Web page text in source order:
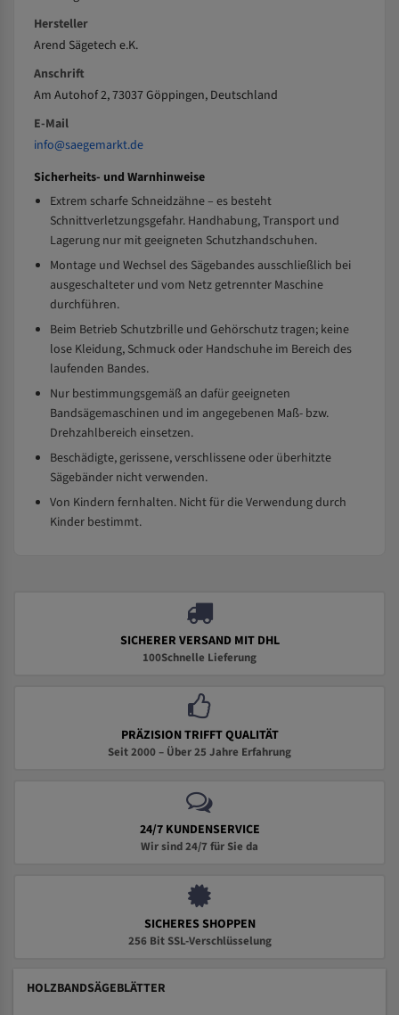
Hersteller
Arend Sägetech e.K.
Anschrift
Am Autohof 2, 73037 Göppingen, Deutschland
E-Mail
info@saegemarkt.de
Sicherheits- und Warnhinweise
Extrem scharfe Schneidzähne – es besteht
Schnittverletzungsgefahr. Handhabung, Transport und
Lagerung nur mit geeigneten Schutzhandschuhen.
Montage und Wechsel des Sägebandes ausschließlich bei
ausgeschalteter und vom Netz getrennter Maschine
durchführen.
Beim Betrieb Schutzbrille und Gehörschutz tragen; keine
lose Kleidung, Schmuck oder Handschuhe im Bereich des
laufenden Bandes.
Nur bestimmungsgemäß an dafür geeigneten
Bandsägemaschinen und im angegebenen Maß- bzw.
Drehzahlbereich einsetzen.
Beschädigte, gerissene, verschlissene oder überhitzte
Sägebänder nicht verwenden.
Von Kindern fernhalten. Nicht für die Verwendung durch
Kinder bestimmt.
SICHERER VERSAND MIT DHL
100Schnelle Lieferung
PRÄZISION TRIFFT QUALITÄT
Seit 2000 – Über 25 Jahre Erfahrung
24/7 KUNDENSERVICE
Wir sind 24/7 für Sie da
SICHERES SHOPPEN
256 Bit SSL-Verschlüsselung
HOLZBANDSÄGEBLÄTTER